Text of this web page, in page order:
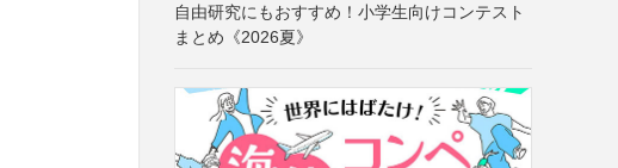
自由研究にもおすすめ！小学生向けコンテスト
まとめ《2026夏》